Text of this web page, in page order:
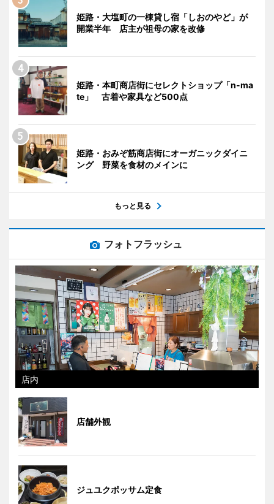
姫路・大塩町の一棟貸し宿「しおのやど」が
開業半年 店主が祖母の家を改修
姫路・本町商店街にセレクトショップ「n-ma
te」 古着や家具など500点
姫路・おみぞ筋商店街にオーガニックダイニ
ング 野菜を食材のメインに
もっと見る
フォトフラッシュ
店内
店舗外観
ジュユクポッサム定食